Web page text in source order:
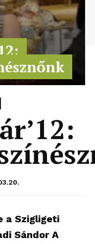
a Szigligeti
Sándor A